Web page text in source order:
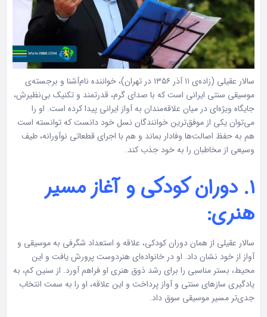
سالار عقیلی (زاده‌ی ۱۱ آذر ۱۳۵۶ در تهران)، خواننده نام‌آشنا و برجسته‌ی
موسیقی سنتی ایرانی است که با صدای گرم، قدرتمند و تکنیک بی‌نظیرش،
جایگاه ویژه‌ای در میان علاقه‌مندان به آواز ایرانی پیدا کرده است. او را
می‌توان یکی از موفق‌ترین خوانندگان نسل خود دانست که توانسته است
هم به حفظ اصالت‌ها وفادار بماند و هم با اجرای قطعاتی نوآورانه، طیف
وسیعی از مخاطبان را به خود جذب کند.
۱. دوران کودکی و آغاز مسیر
هنری:
سالار عقیلی از همان دوران کودکی، علاقه و استعداد شگرفی به موسیقی و
آواز از خود نشان داد. او در خانواده‌ای هنردوست پرورش یافت و این
محیط، بستر مناسبی را برای رشد ذوق هنری او فراهم آورد. از سنین کم، به
یادگیری سازهای سنتی و آواز پرداخت و این علاقه، او را به سمت انتخاب
جدی‌تر مسیر موسیقی سوق داد.